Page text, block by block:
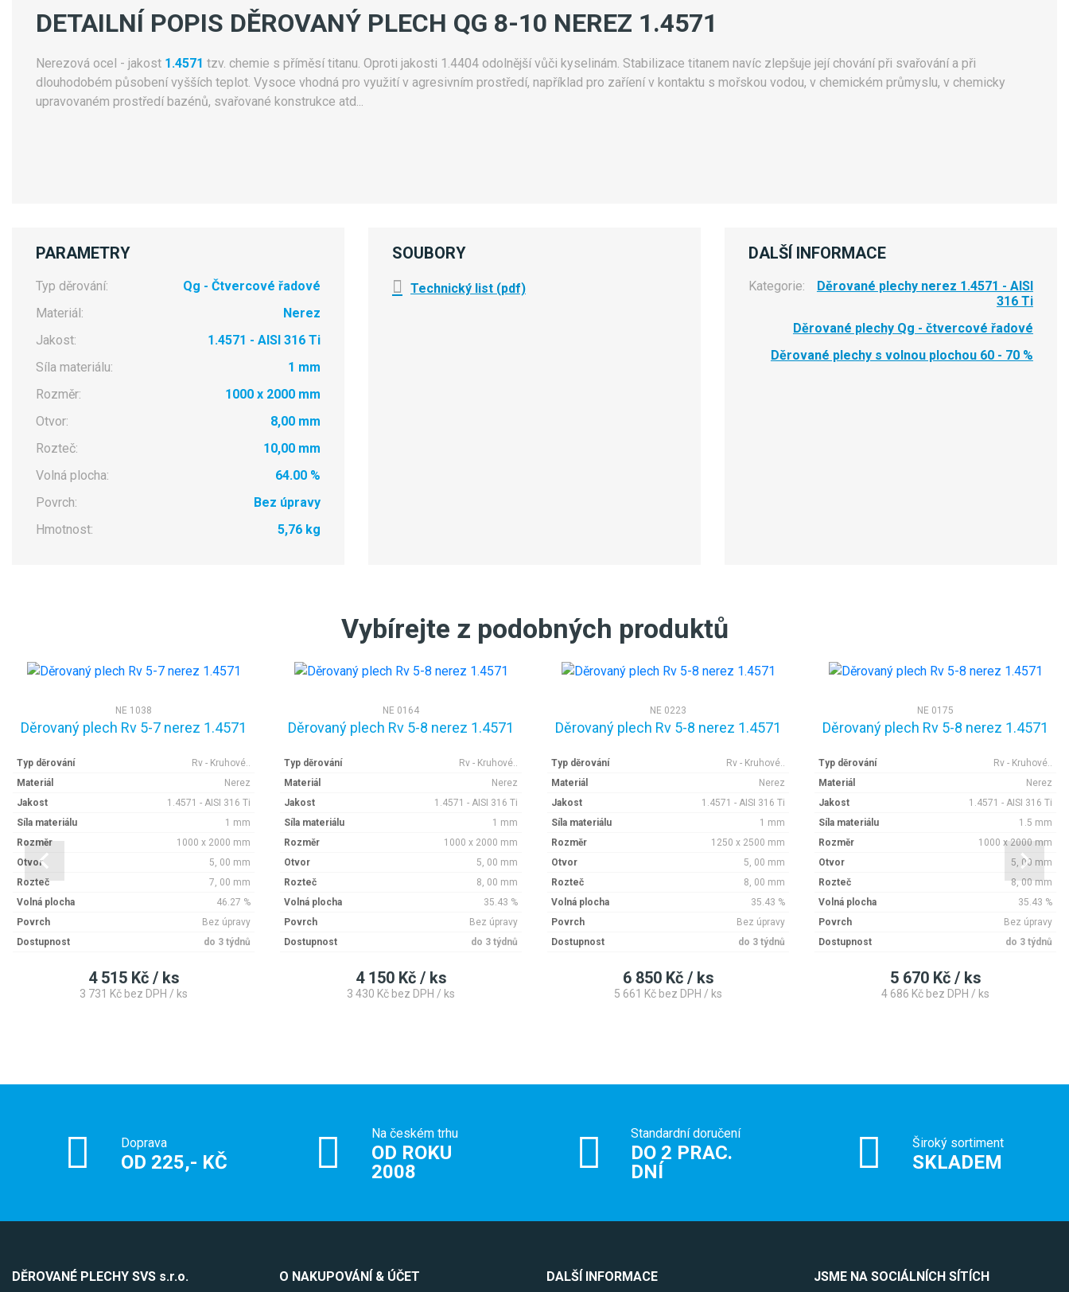
DETAILNÍ POPIS DĚROVANÝ PLECH QG 8-10 NEREZ 1.4571
Nerezová ocel - jakost 1.4571 tzv. chemie s příměsí titanu. Oproti jakosti 1.4404 odolnější vůči kyselinám. Stabilizace titanem navíc zlepšuje její chování při svařování a při
dlouhodobém působení vyšších teplot. Vysoce vhodná pro využití v agresivním prostředí, například pro zaříení v kontaktu s mořskou vodou, v chemickém průmyslu, v chemicky
upravovaném prostředí bazénů, svařované konstrukce atd...
PARAMETRY
Typ děrování:
Qg - Čtvercové řadové
Materiál:
Nerez
Jakost:
1.4571 - AISI 316 Ti
Síla materiálu:
1 mm
Rozměr:
1000 x 2000 mm
Otvor:
8,00 mm
Rozteč:
10,00 mm
Volná plocha:
64.00 %
Povrch:
Bez úpravy
Hmotnost:
5,76 kg
SOUBORY
Technický list (pdf)
DALŠÍ INFORMACE
Kategorie:
Děrované plechy nerez 1.4571 - AISI
316 Ti
Děrované plechy Qg - čtvercové řadové
Děrované plechy s volnou plochou 60 - 70 %
Vybírejte z podobných produktů
NE 1038
Děrovaný plech Rv 5-7 nerez 1.4571
Typ děrování
Rv - Kruhové..
Materiál
Nerez
Jakost
1.4571 - AISI 316 Ti
Síla materiálu
1 mm
Rozměr
1000 x 2000 mm
Otvor
5, 00 mm
Rozteč
7, 00 mm
Volná plocha
46.27 %
Povrch
Bez úpravy
Dostupnost
do 3 týdnů
4 515 Kč / ks
3 731 Kč bez DPH / ks
NE 0164
Děrovaný plech Rv 5-8 nerez 1.4571
Typ děrování
Rv - Kruhové..
Materiál
Nerez
Jakost
1.4571 - AISI 316 Ti
Síla materiálu
1 mm
Rozměr
1000 x 2000 mm
Otvor
5, 00 mm
Rozteč
8, 00 mm
Volná plocha
35.43 %
Povrch
Bez úpravy
Dostupnost
do 3 týdnů
4 150 Kč / ks
3 430 Kč bez DPH / ks
NE 0223
Děrovaný plech Rv 5-8 nerez 1.4571
Typ děrování
Rv - Kruhové..
Materiál
Nerez
Jakost
1.4571 - AISI 316 Ti
Síla materiálu
1 mm
Rozměr
1250 x 2500 mm
Otvor
5, 00 mm
Rozteč
8, 00 mm
Volná plocha
35.43 %
Povrch
Bez úpravy
Dostupnost
do 3 týdnů
6 850 Kč / ks
5 661 Kč bez DPH / ks
NE 0175
Děrovaný plech Rv 5-8 nerez 1.4571
Typ děrování
Rv - Kruhové..
Materiál
Nerez
Jakost
1.4571 - AISI 316 Ti
Síla materiálu
1.5 mm
Rozměr
1000 x 2000 mm
Otvor
5, 00 mm
Rozteč
8, 00 mm
Volná plocha
35.43 %
Povrch
Bez úpravy
Dostupnost
do 3 týdnů
5 670 Kč / ks
4 686 Kč bez DPH / ks
Doprava
OD 225,- KČ
Na českém trhu
OD ROKU
2008
Standardní doručení
DO 2 PRAC.
DNÍ
Široký sortiment
SKLADEM
DĚROVANÉ PLECHY SVS s.r.o. O NAKUPOVÁNÍ & ÚČET DALŠÍ INFORMACE JSME NA SOCIÁLNÍCH SÍTÍCH